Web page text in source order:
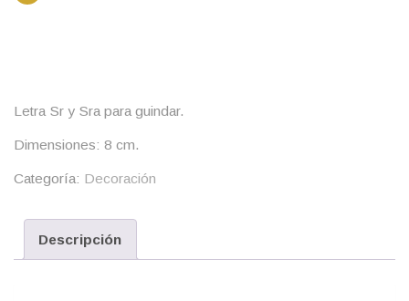
Letra Sr y Sra para guindar.
Dimensiones: 8 cm.
Categoría: Decoración
Descripción